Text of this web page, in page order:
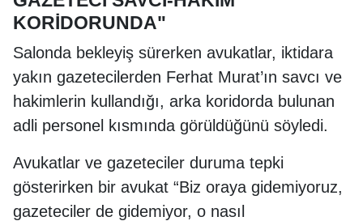
KORİDORUNDA"
Salonda bekleyiş sürerken avukatlar, iktidara
yakın gazetecilerden Ferhat Murat’ın savcı ve
hakimlerin kullandığı, arka koridorda bulunan
adli personel kısmında görüldüğünü söyledi.
Avukatlar ve gazeteciler duruma tepki
gösterirken bir avukat “Biz oraya gidemiyoruz,
gazeteciler de gidemiyor, o nasıl